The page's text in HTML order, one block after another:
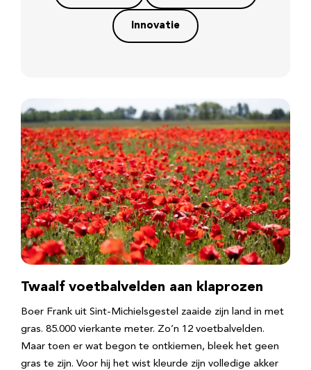
Innovatie
Twaalf voetbalvelden aan klaprozen
Boer Frank uit Sint-Michielsgestel zaaide zijn land in met
gras. 85.000 vierkante meter. Zo’n 12 voetbalvelden.
Maar toen er wat begon te ontkiemen, bleek het geen
gras te zijn. Voor hij het wist kleurde zijn volledige akker